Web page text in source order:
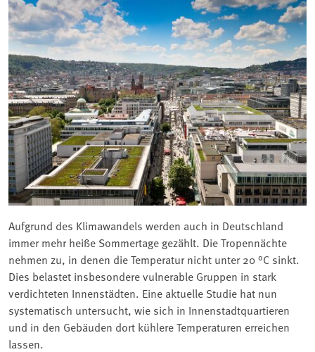
Aufgrund des Klimawandels werden auch in Deutschland
immer mehr heiße Sommertage gezählt. Die Tropennächte
nehmen zu, in denen die Temperatur nicht unter 20 °C sinkt.
Dies belastet insbesondere vulnerable Gruppen in stark
verdichteten Innenstädten. Eine aktuelle Studie hat nun
systematisch untersucht, wie sich in Innenstadtquartieren
und in den Gebäuden dort kühlere Temperaturen erreichen
lassen.